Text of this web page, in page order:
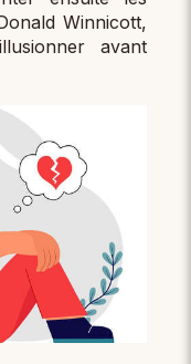
Winnicott,
avant